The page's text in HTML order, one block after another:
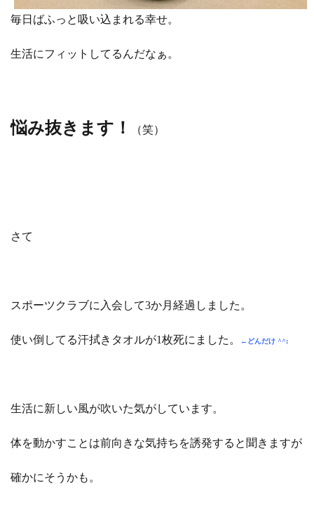
毎日ばふっと吸い込まれる幸せ。
生活にフィットしてるんだなぁ。
悩み抜きます！ （笑）
さて
スポーツクラブに入会して3か月経過しました。
使い倒してる汗拭きタオルが1枚死にました。 ←どんだけ ^^;
生活に新しい風が吹いた気がしています。
体を動かすことは前向きな気持ちを誘発すると聞きますが
確かにそうかも。